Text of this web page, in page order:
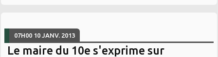
07H00 10 JANV. 2013
Le maire du 10e s'exprime sur